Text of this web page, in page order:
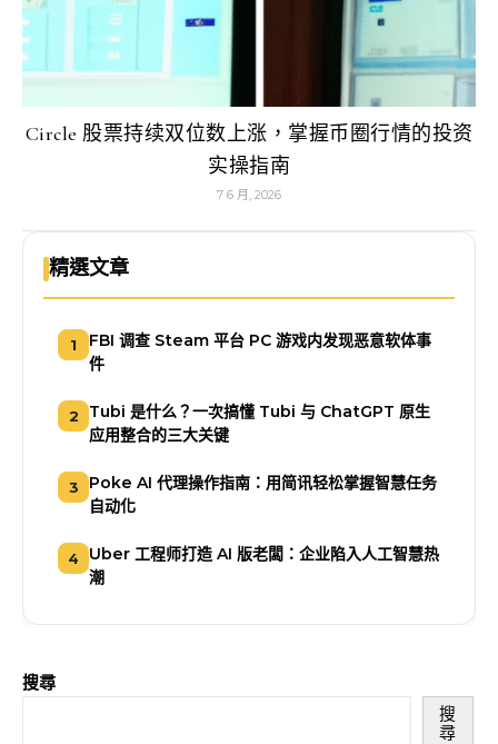
Circle 股票持续双位数上涨，掌握币圈行情的投资
实操指南
7 6 月, 2026
精選文章
1
FBI 调查 Steam 平台 PC 游戏内发现恶意软体事
件
2
Tubi 是什么？一次搞懂 Tubi 与 ChatGPT 原生
应用整合的三大关键
3
Poke AI 代理操作指南：用简讯轻松掌握智慧任务
自动化
4
Uber 工程师打造 AI 版老闆：企业陷入人工智慧热
潮
搜尋
搜
尋